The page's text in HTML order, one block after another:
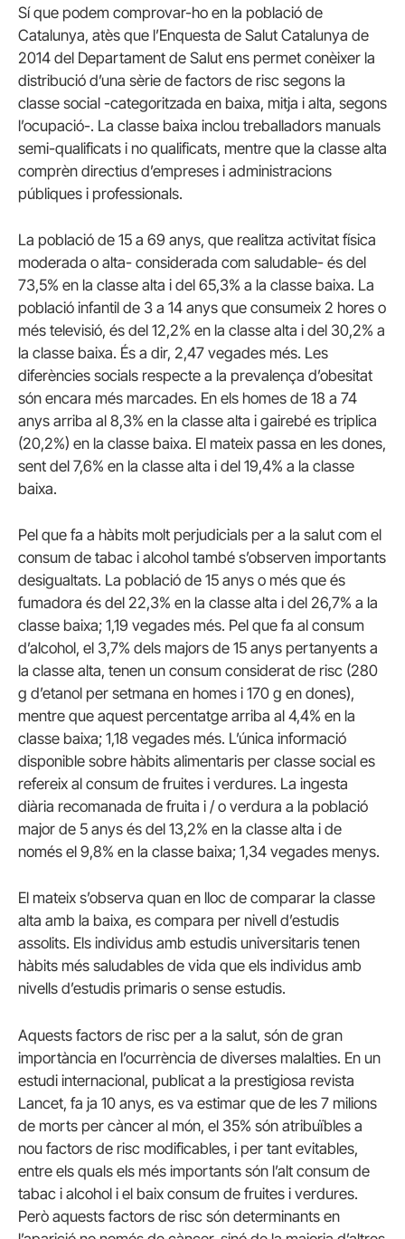
Sí que podem comprovar-ho en la població de
Catalunya, atès que l’Enquesta de Salut Catalunya de
2014 del Departament de Salut ens permet conèixer la
distribució d’una sèrie de factors de risc segons la
classe social -categoritzada en baixa, mitja i alta, segons
l’ocupació-. La classe baixa inclou treballadors manuals
semi-qualificats i no qualificats, mentre que la classe alta
comprèn directius d’empreses i administracions
públiques i professionals.
La població de 15 a 69 anys, que realitza activitat física
moderada o alta- considerada com saludable- és del
73,5% en la classe alta i del 65,3% a la classe baixa. La
població infantil de 3 a 14 anys que consumeix 2 hores o
més televisió, és del 12,2% en la classe alta i del 30,2% a
la classe baixa. És a dir, 2,47 vegades més. Les
diferències socials respecte a la prevalença d’obesitat
són encara més marcades. En els homes de 18 a 74
anys arriba al 8,3% en la classe alta i gairebé es triplica
(20,2%) en la classe baixa. El mateix passa en les dones,
sent del 7,6% en la classe alta i del 19,4% a la classe
baixa.
Pel que fa a hàbits molt perjudicials per a la salut com el
consum de tabac i alcohol també s’observen importants
desigualtats. La població de 15 anys o més que és
fumadora és del 22,3% en la classe alta i del 26,7% a la
classe baixa; 1,19 vegades més. Pel que fa al consum
d’alcohol, el 3,7% dels majors de 15 anys pertanyents a
la classe alta, tenen un consum considerat de risc (280
g d’etanol per setmana en homes i 170 g en dones),
mentre que aquest percentatge arriba al 4,4% en la
classe baixa; 1,18 vegades més. L’única informació
disponible sobre hàbits alimentaris per classe social es
refereix al consum de fruites i verdures. La ingesta
diària recomanada de fruita i / o verdura a la població
major de 5 anys és del 13,2% en la classe alta i de
només el 9,8% en la classe baixa; 1,34 vegades menys.
El mateix s’observa quan en lloc de comparar la classe
alta amb la baixa, es compara per nivell d’estudis
assolits. Els individus amb estudis universitaris tenen
hàbits més saludables de vida que els individus amb
nivells d’estudis primaris o sense estudis.
Aquests factors de risc per a la salut, són de gran
importància en l’ocurrència de diverses malalties. En un
estudi internacional, publicat a la prestigiosa revista
Lancet, fa ja 10 anys, es va estimar que de les 7 milions
de morts per càncer al món, el 35% són atribuïbles a
nou factors de risc modificables, i per tant evitables,
entre els quals els més importants són l’alt consum de
tabac i alcohol i el baix consum de fruites i verdures.
Però aquests factors de risc són determinants en